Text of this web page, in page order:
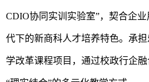
CDIO协同实训实验室”，契合企
代下的新商科人才培养特色。承
学改革课程项目，通过校政行企融